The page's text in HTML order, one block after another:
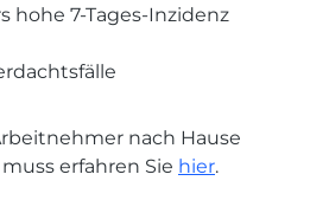
hohe 7-Tages-Inzidenz
nach Hause
erfahren Sie hier.